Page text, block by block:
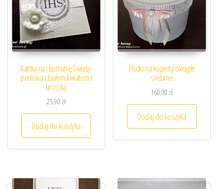
Kartka na I Komunię Świętą:
perłowa z białym kwiatem i
broszką
25,90 zł
Dodaj do koszyka
Pudło na koperty okrągłe
srebrne
160,00 zł
Dodaj do koszyka